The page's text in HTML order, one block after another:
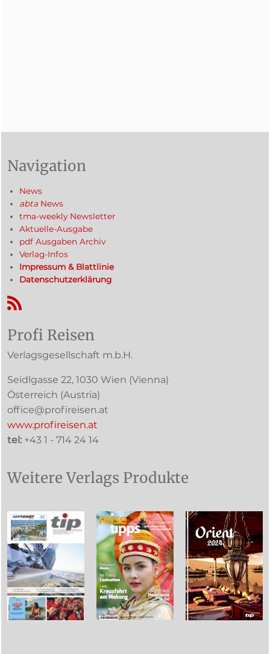
Navigation
News
abta News
tma-weekly Newsletter
Aktuelle-Ausgabe
pdf Ausgaben Archiv
Verlag-Infos
Impressum & Blattlinie
Datenschutzerklärung
RSS-Feed
Profi Reisen
Verlagsgesellschaft m.b.H.
Seidlgasse 22, 1030 Wien (Vienna)
Österreich (Austria)
office@profireisen.at
www.profireisen.at
tel: +43 1 - 714 24 14
Weitere Verlags Produkte